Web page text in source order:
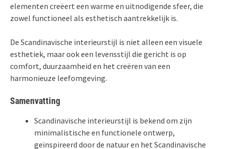
elementen creëert een warme en uitnodigende sfeer, die
zowel functioneel als esthetisch aantrekkelijk is.
De Scandinavische interieurstijl is niet alleen een visuele
esthetiek, maar ook een levensstijl die gericht is op
comfort, duurzaamheid en het creëren van een
harmonieuze leefomgeving.
Samenvatting
Scandinavische interieurstijl is bekend om zijn
minimalistische en functionele ontwerp,
geïnspireerd door de natuur en het Scandinavische